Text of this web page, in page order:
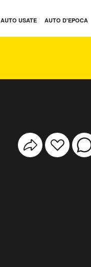
AUTO USATE AUTO D'EPOCA